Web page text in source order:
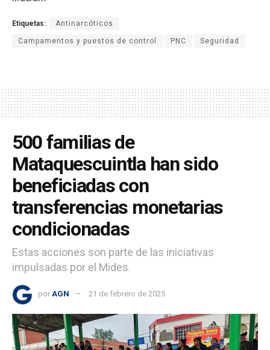
Etiquetas: Antinarcóticos
Campamentos y puestos de control PNC Seguridad
500 familias de
Mataquescuintla han sido
beneficiadas con
transferencias monetarias
condicionadas
Estas acciones son parte de las iniciativas
impulsadas por el Mides.
por AGN 21 de febrero de 2025